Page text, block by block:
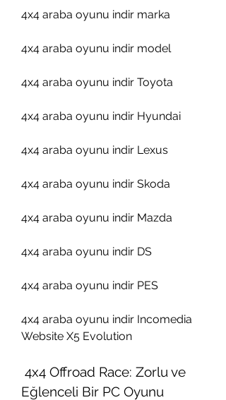
4x4 araba oyunu indir marka
4x4 araba oyunu indir model
4x4 araba oyunu indir Toyota
4x4 araba oyunu indir Hyundai
4x4 araba oyunu indir Lexus
4x4 araba oyunu indir Skoda
4x4 araba oyunu indir Mazda
4x4 araba oyunu indir DS
4x4 araba oyunu indir PES
4x4 araba oyunu indir Incomedia
Website X5 Evolution
Eğlenceli Bir PC Oyunu